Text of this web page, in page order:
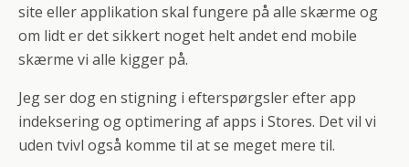
site eller applikation skal fungere på alle skærme og
om lidt er det sikkert noget helt andet end mobile
skærme vi alle kigger på.
Jeg ser dog en stigning i efterspørgsler efter app
indeksering og optimering af apps i Stores. Det vil vi
uden tvivl også komme til at se meget mere til.